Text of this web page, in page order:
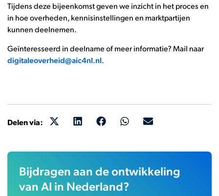
Tijdens deze bijeenkomst geven we inzicht in het proces en
in hoe overheden, kennisinstellingen en marktpartijen
kunnen deelnemen.
Geïnteresseerd in deelname of meer informatie? Mail naar
digitaleoverheid@aic4nl.nl.
Delen via:
Bijdragen aan de ontwikkeling
van AI in Nederland?